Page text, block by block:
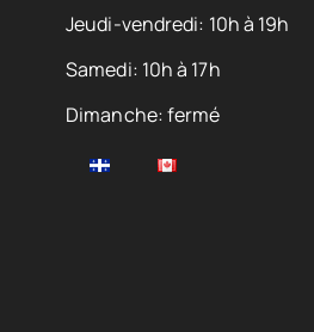
Jeudi-vendredi: 10h à 19h
Samedi: 10h à 17h
Dimanche: fermé